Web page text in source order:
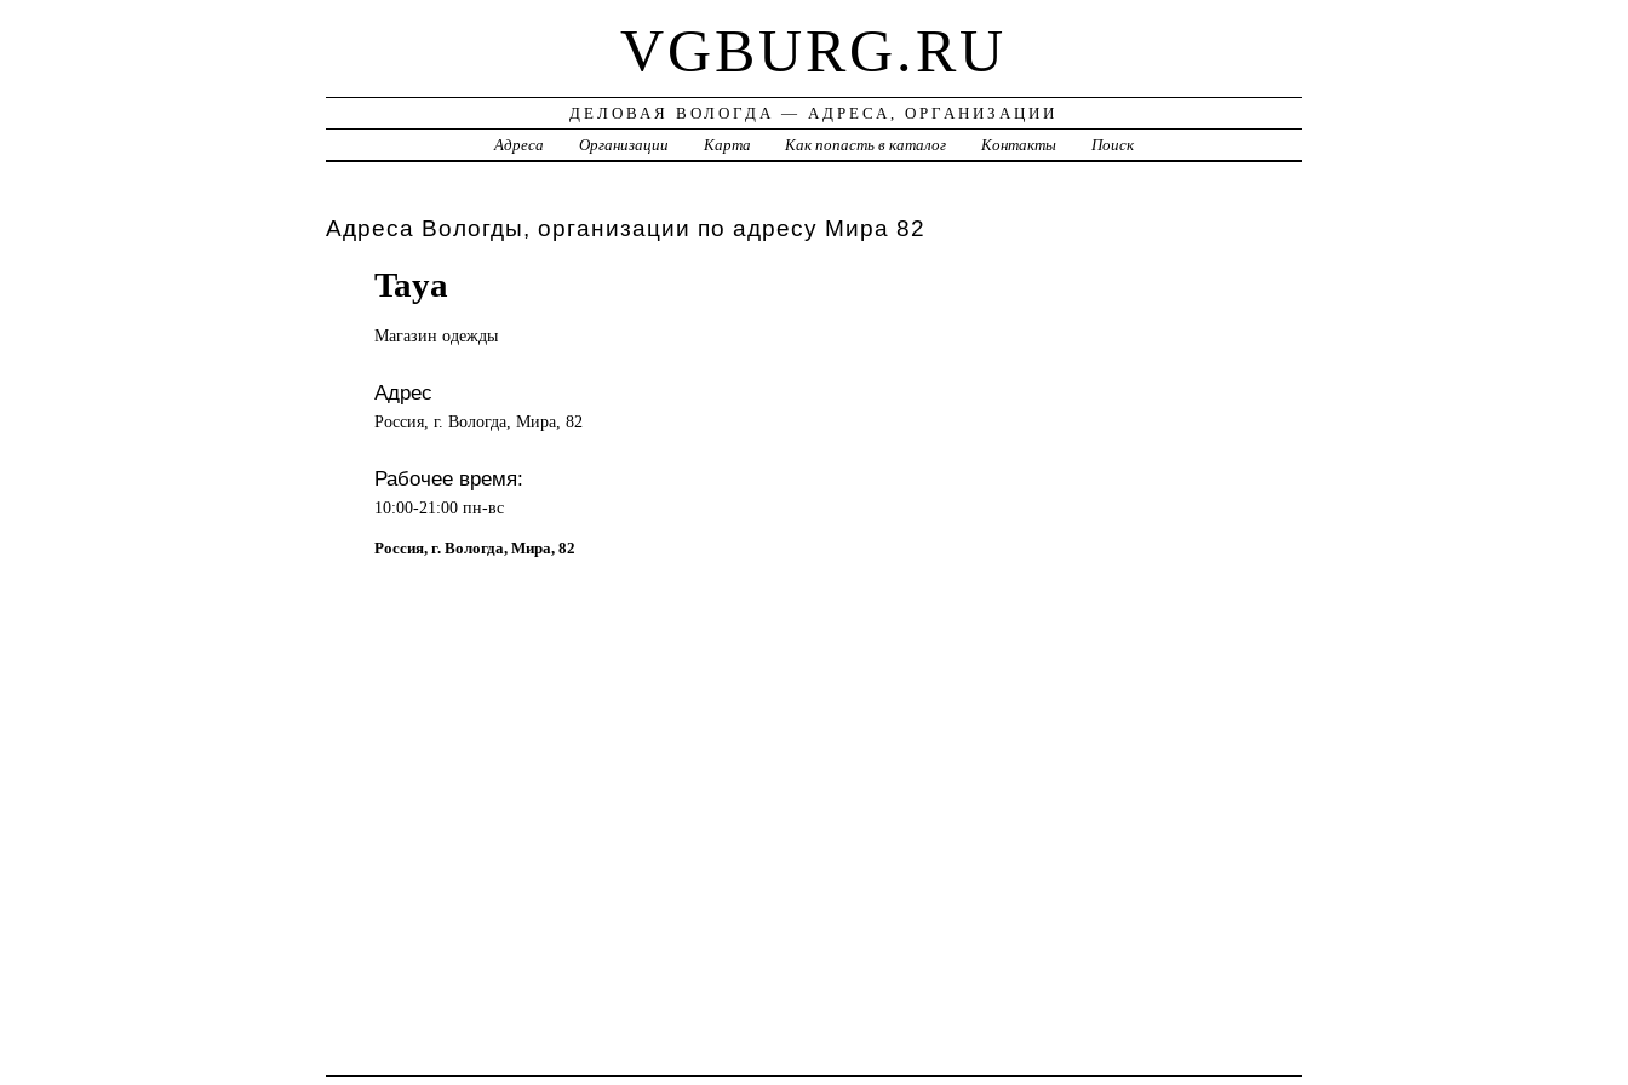
VGBURG.RU
ДЕЛОВАЯ ВОЛОГДА — АДРЕСА, ОРГАНИЗАЦИИ
Адреса
Организации Карта Как попасть в каталог Контакты Поиск
Адреса Вологды, организации по адресу Мира 82
Taya
Магазин одежды
Адрес
Россия, г. Вологда, Мира, 82
Рабочее время:
10:00-21:00 пн-вс
Россия, г. Вологда, Мира, 82